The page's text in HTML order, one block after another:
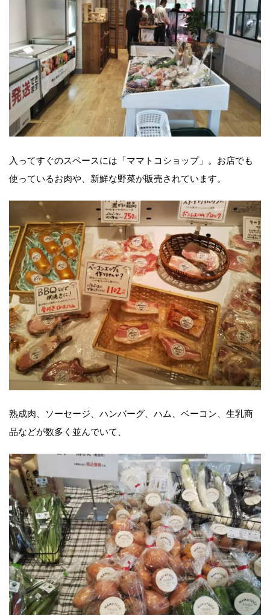
入ってすぐのスペースには「ママトコショップ」。お店でも
使っているお肉や、新鮮な野菜が販売されています。
熟成肉、ソーセージ、ハンバーグ、ハム、ベーコン、生乳商
品などが数多く並んでいて、